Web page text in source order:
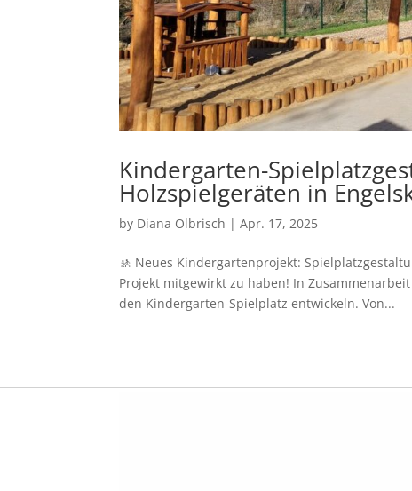
Kindergarten-
Holzspielgeräten in
by Diana Olbrisch |Apr. 17, 2025
🚸 Neues Kindergartenprojekt:
Projekt mitgewirkt zu haben! In
den Kindergarten-Spielplatz entwickeln. Von...